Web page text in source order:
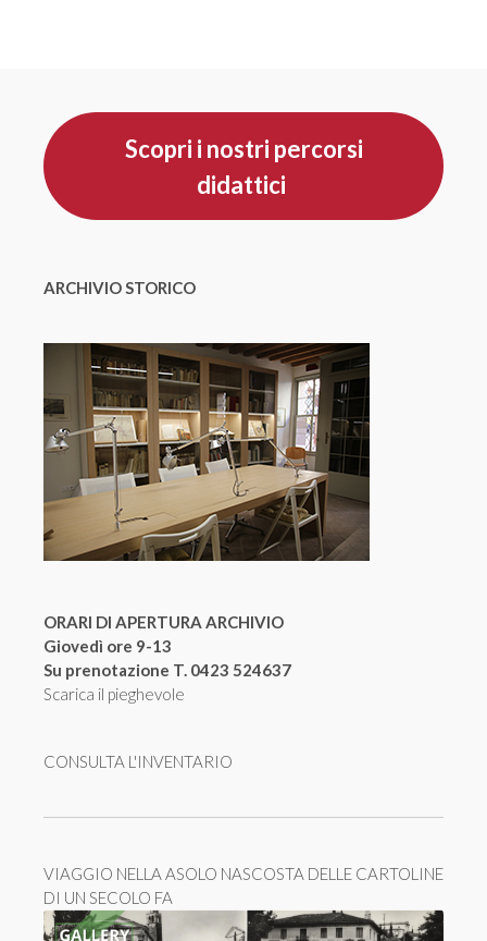
Scopri i nostri percorsi
didattici
ARCHIVIO STORICO
ORARI DI APERTURA ARCHIVIO
Giovedì ore 9-13
Su prenotazione T. 0423 524637
Scarica il pieghevole
CONSULTA L'INVENTARIO
VIAGGIO NELLA ASOLO NASCOSTA DELLE CARTOLINE
DI UN SECOLO FA